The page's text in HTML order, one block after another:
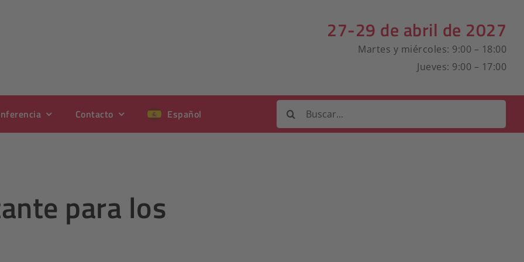
27-29 de abril de 2027
Martes y miércoles: 9:00 – 18:00
Jueves: 9:00 – 17:00
Contacto Español Buscar:
para los